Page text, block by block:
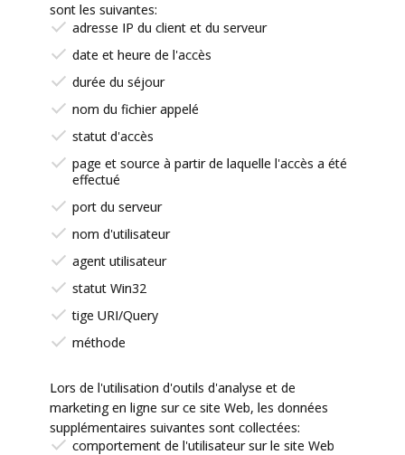
sont les suivantes:
adresse IP du client et du serveur
date et heure de l'accès
durée du séjour
nom du fichier appelé
statut d'accès
page et source à partir de laquelle l'accès a été
effectué
port du serveur
nom d'utilisateur
agent utilisateur
statut Win32
tige URI/Query
méthode
Lors de l'utilisation d'outils d'analyse et de
marketing en ligne sur ce site Web, les données
supplémentaires suivantes sont collectées:
comportement de l'utilisateur sur le site Web